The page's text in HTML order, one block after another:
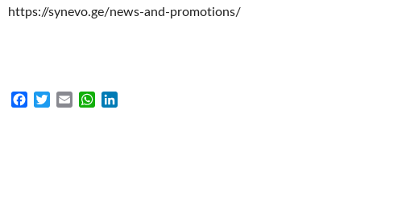
https://synevo.ge/news-and-promotions/
FacebookTwitter
Email WhatsApp